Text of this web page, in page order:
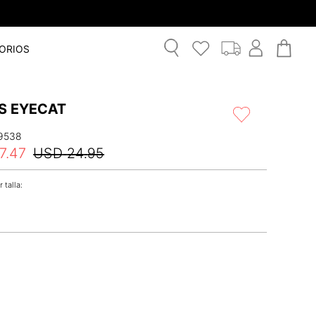
EYECAT
USD 24.95
.47